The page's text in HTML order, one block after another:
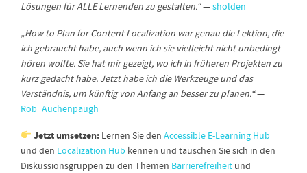
Lösungen für ALLE Lernenden zu gestalten.“—sholden
„How to Plan for Content Localization war genau die Lektion, die
ich gebraucht habe, auch wenn ich sie vielleicht nicht unbedingt
hören wollte. Sie hat mir gezeigt, wo ich in früheren Projekten zu
kurz gedacht habe. Jetzt habe ich die Werkzeuge und das
Verständnis, um künftig von Anfang an besser zu planen.“—
Rob_Auchenpaugh
Jetzt umsetzen:Lernen Sie den Accessible E-Learning Hub
und den Localization Hub kennen und tauschen Sie sich in den
Diskussionsgruppen zu den Themen Barrierefreiheit und